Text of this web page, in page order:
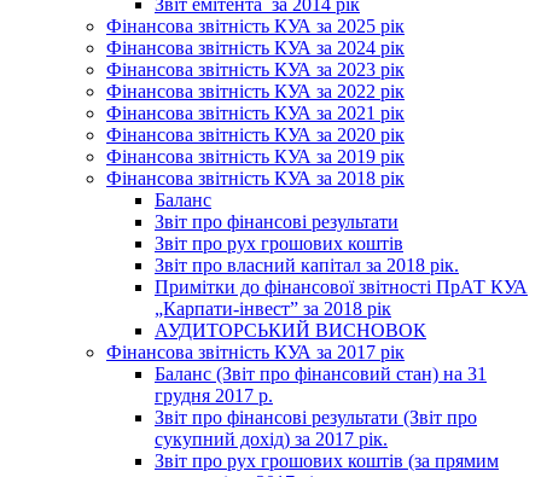
Звіт емітента_за 2014 рік
Фінансова звітність КУА за 2025 рік
Фінансова звітність КУА за 2024 рік
Фінансова звітність КУА за 2023 рік
Фінансова звітність КУА за 2022 рік
Фінансова звітність КУА за 2021 рік
Фінансова звітність КУА за 2020 рік
Фінансова звітність КУА за 2019 рік
Фінансова звітність КУА за 2018 рік
Баланс
Звіт про фінансові результати
Звіт про рух грошових коштів
Звіт про власний капітал за 2018 рік.
Примітки до фінансової звітності ПрАТ КУА
„Карпати-інвест” за 2018 рік
АУДИТОРСЬКИЙ ВИСНОВОК
Фінансова звітність КУА за 2017 рік
Баланс (Звіт про фінансовий стан) на 31
грудня 2017 р.
Звіт про фінансові результати (Звіт про
сукупний дохід) за 2017 рік.
Звіт про рух грошових коштів (за прямим